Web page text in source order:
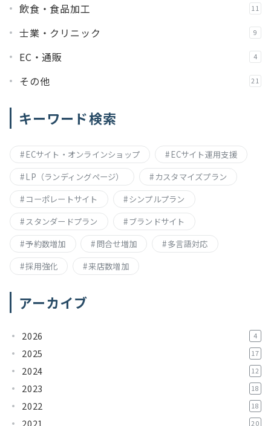
飲食・食品加工 11
士業・クリニック 9
EC・通販 4
その他 21
キーワード検索
ECサイト・オンラインショップ
ECサイト運用支援
LP（ランディングページ）
カスタマイズプラン
コーポレートサイト
シンプルプラン
スタンダードプラン
ブランドサイト
予約数増加
問合せ増加
多言語対応
採用強化
来店数増加
アーカイブ
2026 4
2025 17
2024 12
2023 18
2022 18
2021 20